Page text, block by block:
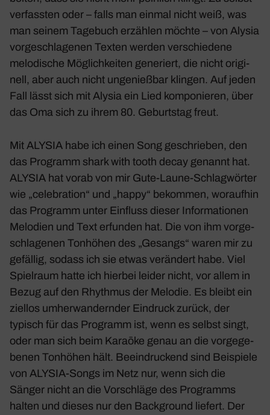
verfassten oder – falls man einmal nicht weiß, was
man seinem Tage­buch erzählen möchte – von Alysia
vorge­schla­genen Texten werden verschie­dene
melo­di­sche Möglich­keiten gene­riert, die nicht origi­
nell, aber auch nicht unge­nießbar klingen. Auf jeden
Fall lässt sich mit Alysia ein Lied kompo­nieren, über
das Oma sich zu ihrem 80. Geburtstag freut.
Mit ALYSIA habe ich einen Song geschrieben, den
das Programm shark with tooth decay genannt hat.
ALYSIA hat vorab von mir Gute-Laune-Schlag­wörter
wie „cele­bra­tion“ und „happy“ bekommen, woraufhin
das Programm unter Einfluss dieser Infor­ma­tionen
Melo­dien und Text erfunden hat. Die von ihm vorge­
schla­genen Tonhöhen des „Gesangs“ waren mir zu
gefällig, sodass ich sie etwas verän­dert habe. Viel
Spiel­raum hatte ich hierbei leider nicht, vor allem in
Bezug auf den Rhythmus der Melodie. Es bleibt ein
ziellos umher­wan­dernder Eindruck zurück, der
typisch für das Programm ist, wenn es selbst singt,
oder man sich beim Karaōke genau an die vorge­ge­
benen Tonhöhen hält. Beein­dru­ckend sind Beispiele
von ALYSIA-Songs im Netz nur, wenn sich die
Sänger nicht an die Vorschläge des Programms
halten und dieses nur den Back­ground liefert. Der